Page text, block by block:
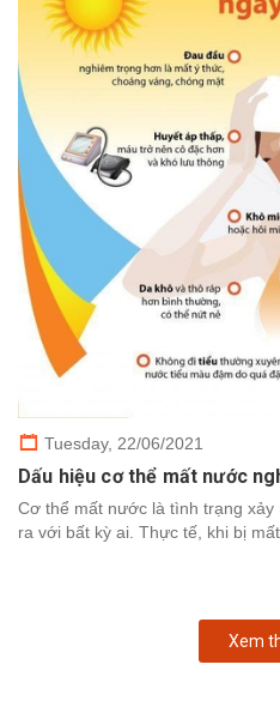
Tuesday, 22/06/2021
Cơ thể mất nước là tình trạng
ra với bất kỳ ai. Thực tế, khi bị
Xem